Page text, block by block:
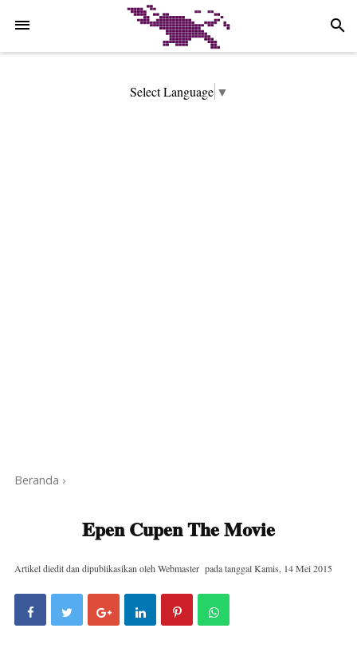
search
Select Language ▼
Beranda ›
Epen Cupen The Movie
Artikel diedit dan dipublikasikan oleh Webmaster pada tanggalKamis, 14 Mei 2015